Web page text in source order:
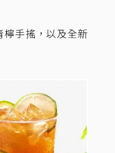
手搖，以及全新